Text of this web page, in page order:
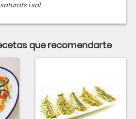
i sal.
que recomendarte